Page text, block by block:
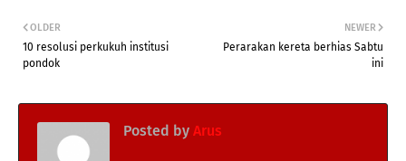
NEWER
Perarakan kereta berhias Sabtu
ini
OLDER
10 resolusi perkukuh institusi
pondok
Posted by Arus